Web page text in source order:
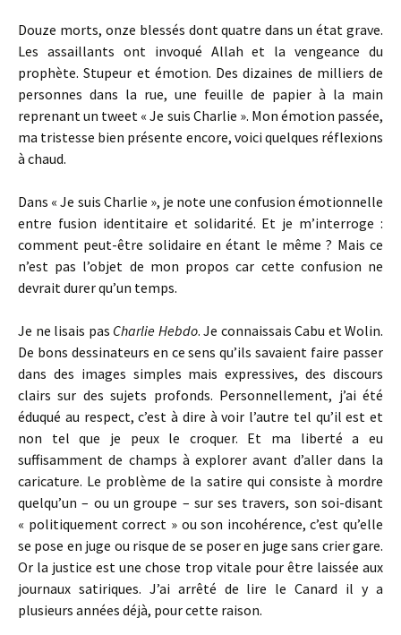
Douze morts, onze blessés dont quatre dans un état grave.
Les assaillants ont invoqué Allah et la vengeance du
prophète. Stupeur et émotion. Des dizaines de milliers de
personnes dans la rue, une feuille de papier à la main
reprenant un tweet « Je suis Charlie ». Mon émotion passée,
ma tristesse bien présente encore, voici quelques réflexions
à chaud.
Dans « Je suis Charlie », je note une confusion émotionnelle
entre fusion identitaire et solidarité. Et je m’interroge :
comment peut-être solidaire en étant le même ? Mais ce
n’est pas l’objet de mon propos car cette confusion ne
devrait durer qu’un temps.
Je ne lisais pas Charlie Hebdo. Je connaissais Cabu et Wolin.
De bons dessinateurs en ce sens qu’ils savaient faire passer
dans des images simples mais expressives, des discours
clairs sur des sujets profonds. Personnellement, j’ai été
éduqué au respect, c’est à dire à voir l’autre tel qu’il est et
non tel que je peux le croquer. Et ma liberté a eu
suffisamment de champs à explorer avant d’aller dans la
caricature. Le problème de la satire qui consiste à mordre
quelqu’un – ou un groupe – sur ses travers, son soi-disant
« politiquement correct » ou son incohérence, c’est qu’elle
se pose en juge ou risque de se poser en juge sans crier gare.
Or la justice est une chose trop vitale pour être laissée aux
journaux satiriques. J’ai arrêté de lire le Canard il y a
plusieurs années déjà, pour cette raison.